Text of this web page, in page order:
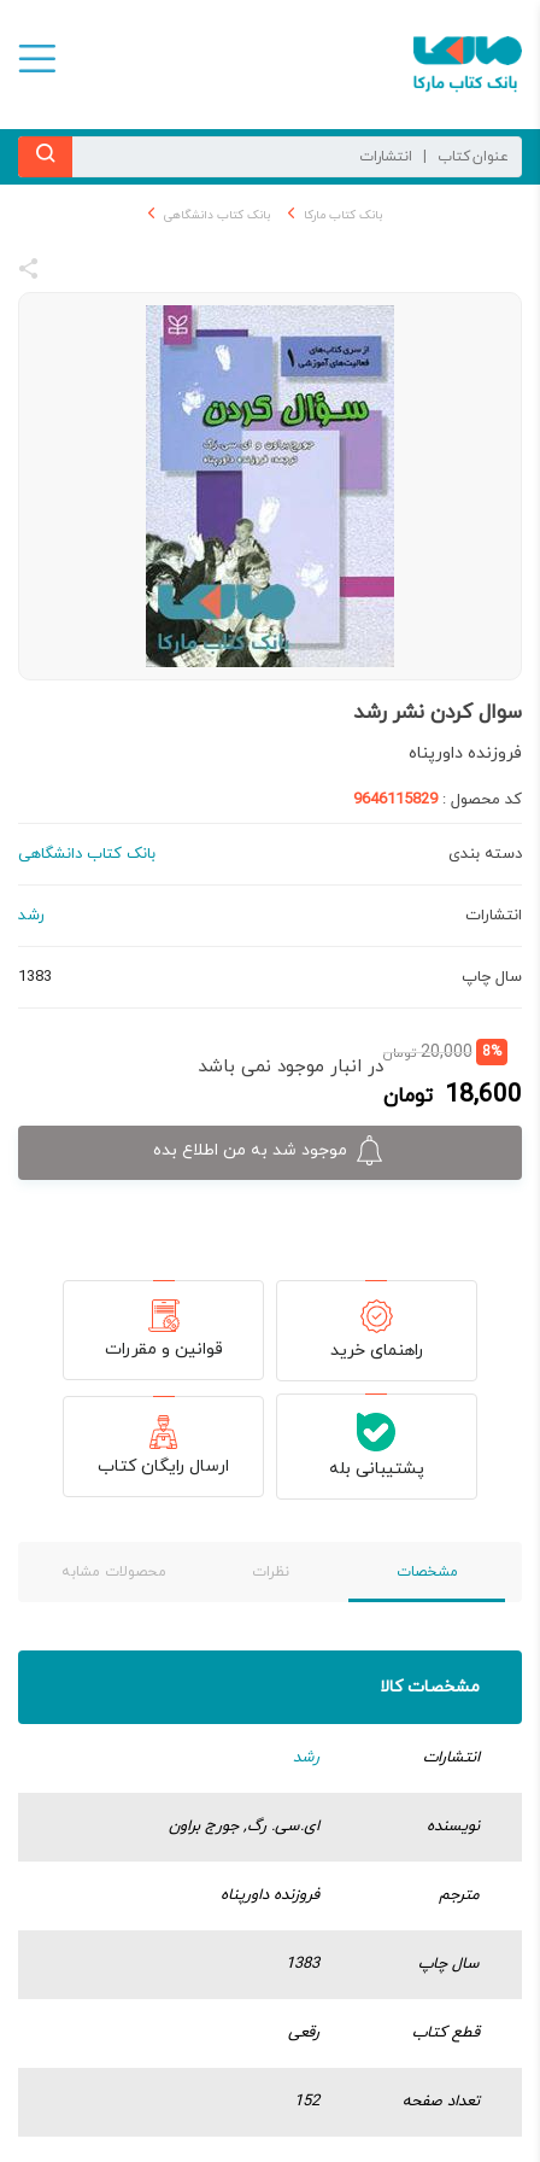
بانک کتاب مارکا بانک کتاب دانشگاهی
سوال کردن نشر رشد
فروزنده داورپناه
کد محصول :9646115829
دسته بندی بانک کتاب دانشگاهی
انتشارات رشد
سال چاپ 1383
8%
20,000 تومانقیمت
اصلی:
18,600 تومان
قیمت
فعلی:
18,600 تومان.
در انبار موجود نمی باشد
موجود شد به من اطلاع بده
راهنمای خرید قوانین و مقررات
پشتیبانی بله ارسال رایگان کتاب
مشخصات نظرات محصولات مشابه
مشخصات کالا
انتشارات رشد
نویسنده ای.سی. رگ, جورج براون
مترجم فروزنده داورپناه
سال چاپ 1383
قطع کتاب رقعی
تعداد صفحه 152